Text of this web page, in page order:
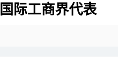
际工商界代表